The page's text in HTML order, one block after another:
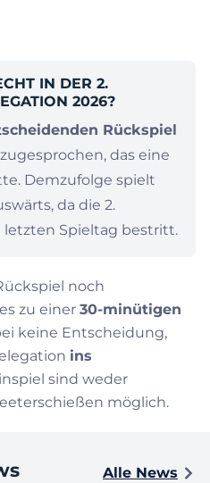
IN DER 2.
2026?
Rückspiel
das eine
Demzufolge spielt
da die 2.
letzten Spieltag bestritt.
noch
zu einer 30-minütigen
keine Entscheidung,
ins
sind weder
möglich.
Alle News